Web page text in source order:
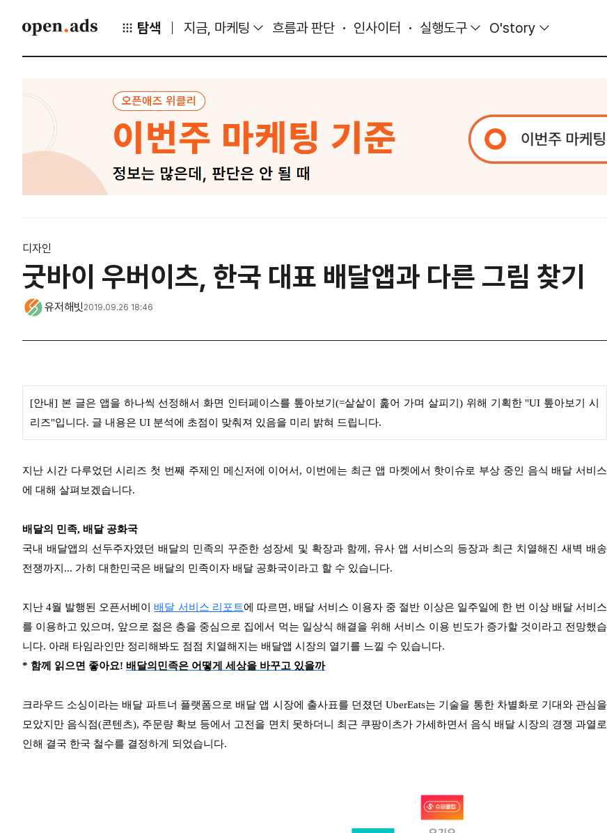
탐색 지금, 마케팅 흐름과 판단 인사이터 실행도구 O'story
디자인
굿바이 우버이츠, 한국 대표 배달앱과 다른 그림 찾기
유저해빗 2019.09.26 18:46
[안내] 본 글은 앱을 하나씩 선정해서 화면 인터페이스를 톺아보기(=샅샅이 훑어 가며 살피기) 위해 기획한 "UI 톺아보기 시
리즈"입니다. 글 내용은 UI 분석에 초점이 맞춰져 있음을 미리 밝혀 드립니다.
지난 시간 다루었던 시리즈 첫 번째 주제인 메신저에 이어서, 이번에는 최근 앱 마켓에서 핫이슈로 부상 중인 음식 배달 서비스
에 대해 살펴보겠습니다.
배달의 민족, 배달 공화국
국내 배달앱의 선두주자였던 배달의 민족의 꾸준한 성장세 및 확장과 함께, 유사 앱 서비스의 등장과 최근 치열해진 새벽 배송
전쟁까지... 가히 대한민국은 배달의 민족이자 배달 공화국이라고 할 수 있습니다.
지난 4월 발행된 오픈서베이배달 서비스 리포트에 따르면, 배달 서비스 이용자 중 절반 이상은 일주일에 한 번 이상 배달 서비스
를 이용하고 있으며, 앞으로 젊은 층을 중심으로 집에서 먹는 일상식 해결을 위해 서비스 이용 빈도가 증가할 것이라고 전망했습
니다. 아래 타임라인만 정리해봐도 점점 치열해지는 배달앱 시장의 열기를 느낄 수 있습니다.
* 함께 읽으면 좋아요! 배달의민족은 어떻게 세상을 바꾸고 있을까
크라우드 소싱이라는 배달 파트너 플랫폼으로 배달 앱 시장에 출사표를 던졌던 UberEats는 기술을 통한 차별화로 기대와 관심을
모았지만 음식점(콘텐츠), 주문량 확보 등에서 고전을 면치 못하더니 최근 쿠팡이츠가 가세하면서 음식 배달 시장의 경쟁 과열로
인해 결국 한국 철수를 결정하게 되었습니다.